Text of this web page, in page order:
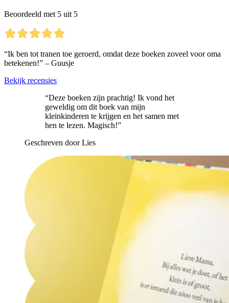
Beoordeeld met 5 uit 5
“Ik ben tot tranen toe geroerd, omdat deze boeken zoveel voor oma
betekenen!” – Guusje
Bekijk recensies
“Deze boeken zijn prachtig! Ik vond het
geweldig om dit boek van mijn
kleinkinderen te krijgen en het samen met
hen te lezen. Magisch!”
Geschreven door Lies